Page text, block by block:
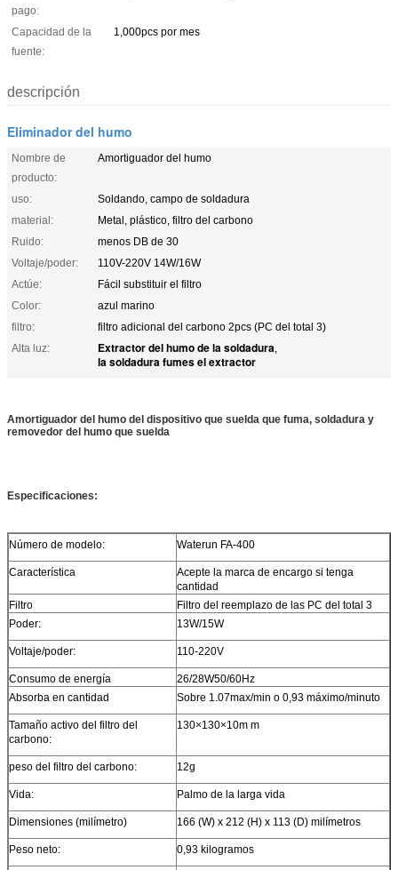
pago:
Capacidad de la
fuente:
1,000pcs por mes
descripción
Eliminador del humo
Nombre de
producto:
Amortiguador del humo
uso:
Soldando, campo de soldadura
material:
Metal, plástico, filtro del carbono
Ruido:
menos DB de 30
Voltaje/poder:
110V-220V 14W/16W
Actúe:
Fácil substituir el filtro
Color:
azul marino
filtro:
filtro adicional del carbono 2pcs (PC del total 3)
Alta luz:
Extractor del humo de la soldadura,
la soldadura fumes el extractor
Amortiguador del humo del dispositivo que suelda que fuma, soldadura y
removedor del humo que suelda
Especificaciones:
Número de modelo: Waterun FA-400
Característica
Acepte la marca de encargo si tenga
cantidad
Filtro
Filtro del reemplazo de las PC del total 3
Poder:
13W/15W
Voltaje/poder: 110-220V
Consumo de energía
26/28W50/60Hz
Absorba en cantidad
Sobre 1.07max/min o 0,93 máximo/minuto
Tamaño activo del filtro del
carbono:
130×130×10m m
peso del filtro del carbono: 12g
Vida: Palmo de la larga vida
Dimensiones (milímetro) 166 (W) x 212 (H) x 113 (D) milímetros
Peso neto: 0,93 kilogramos